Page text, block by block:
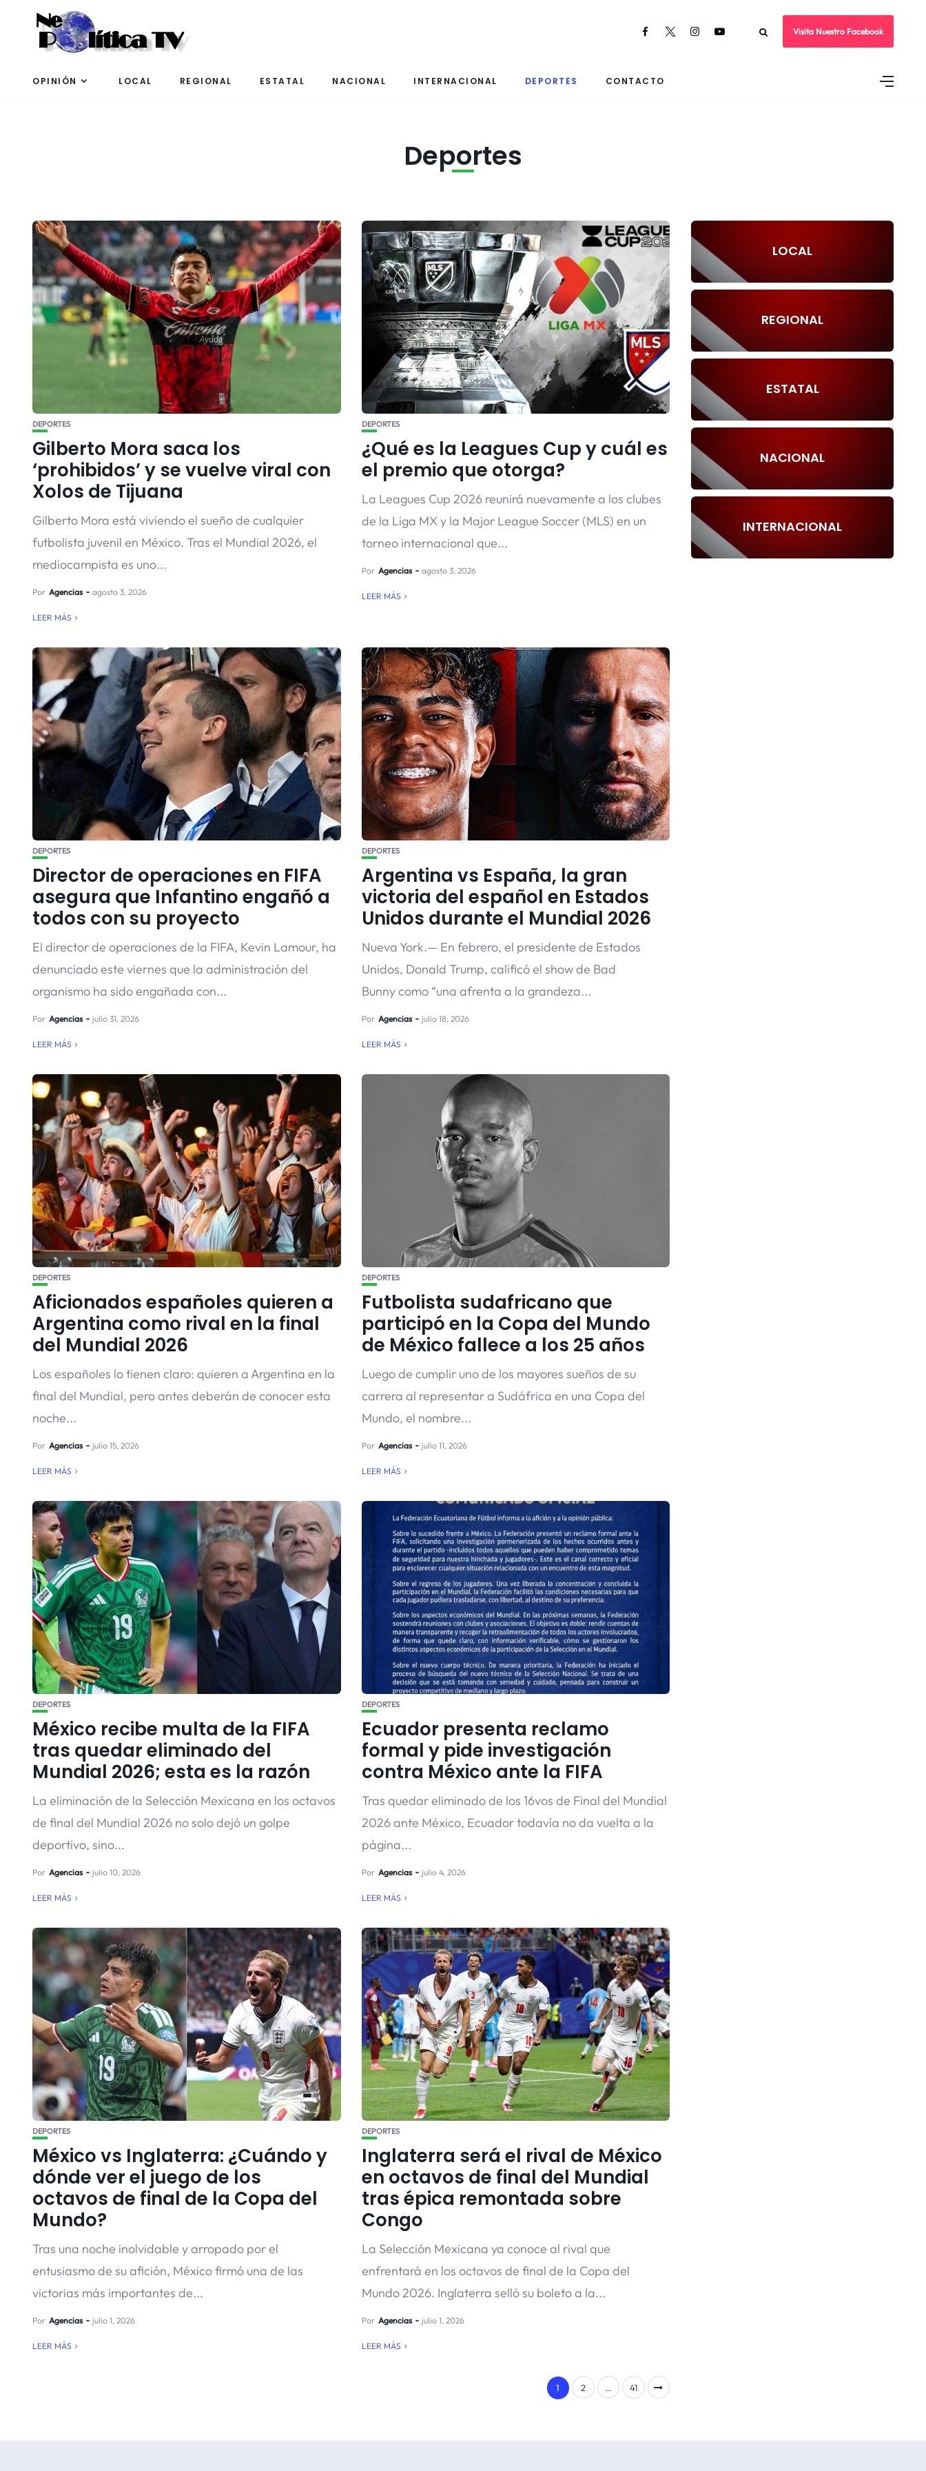
Visita Nuestro Facebook
OPINIÓN LOCAL REGIONAL ESTATAL NACIONAL INTERNACIONAL DEPORTES CONTACTO
Deportes
DEPORTES
Gilberto Mora saca los
‘prohibidos’ y se vuelve viral con
Xolos de Tijuana
Gilberto Mora está viviendo el sueño de cualquier
futbolista juvenil en México. Tras el Mundial 2026, el
mediocampista es uno...
Por Agencias agosto 3, 2026
LEER MÁS
DEPORTES
¿Qué es la Leagues Cup y cuál es
el premio que otorga?
La Leagues Cup 2026 reunirá nuevamente a los clubes
de la Liga MX y la Major League Soccer (MLS) en un
torneo internacional que...
Por Agencias agosto 3, 2026
LEER MÁS
DEPORTES
Director de operaciones en FIFA
asegura que Infantino engañó a
todos con su proyecto
El director de operaciones de la FIFA, Kevin Lamour, ha
denunciado este viernes que la administración del
organismo ha sido engañada con...
Por Agencias julio 31, 2026
LEER MÁS
DEPORTES
Argentina vs España, la gran
victoria del español en Estados
Unidos durante el Mundial 2026
Nueva York.— En febrero, el presidente de Estados
Unidos, Donald Trump, calificó el show de Bad
Bunny como “una afrenta a la grandeza...
Por Agencias julio 18, 2026
LEER MÁS
DEPORTES
Aficionados españoles quieren a
Argentina como rival en la final
del Mundial 2026
Los españoles lo tienen claro: quieren a Argentina en la
final del Mundial, pero antes deberán de conocer esta
noche...
Por Agencias julio 15, 2026
LEER MÁS
DEPORTES
Futbolista sudafricano que
participó en la Copa del Mundo
de México fallece a los 25 años
Luego de cumplir uno de los mayores sueños de su
carrera al representar a Sudáfrica en una Copa del
Mundo, el nombre...
Por Agencias julio 11, 2026
LEER MÁS
DEPORTES
México recibe multa de la FIFA
tras quedar eliminado del
Mundial 2026; esta es la razón
La eliminación de la Selección Mexicana en los octavos
de final del Mundial 2026 no solo dejó un golpe
deportivo, sino...
Por Agencias julio 10, 2026
LEER MÁS
DEPORTES
Ecuador presenta reclamo
formal y pide investigación
contra México ante la FIFA
Tras quedar eliminado de los 16vos de Final del Mundial
2026 ante México, Ecuador todavía no da vuelta a la
página...
Por Agencias julio 4, 2026
LEER MÁS
DEPORTES
México vs Inglaterra: ¿Cuándo y
dónde ver el juego de los
octavos de final de la Copa del
Mundo?
Tras una noche inolvidable y arropado por el
entusiasmo de su afición, México firmó una de las
victorias más importantes de...
Por Agencias julio 1, 2026
LEER MÁS
DEPORTES
Inglaterra será el rival de México
en octavos de final del Mundial
tras épica remontada sobre
Congo
La Selección Mexicana ya conoce al rival que
enfrentará en los octavos de final de la Copa del
Mundo 2026. Inglaterra selló su boleto a la...
Por Agencias julio 1, 2026
LEER MÁS
1 2 … 41
LOCAL
REGIONAL
ESTATAL
NACIONAL
INTERNACIONAL